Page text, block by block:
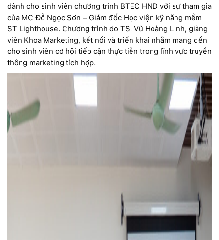
dành cho sinh viên chương trình BTEC HND với sự tham gia
của MC Đỗ Ngọc Sơn – Giám đốc Học viện kỹ năng mềm
ST Lighthouse. Chương trình do TS. Vũ Hoàng Linh, giảng
viên Khoa Marketing, kết nối và triển khai nhằm mang đến
cho sinh viên cơ hội tiếp cận thực tiễn trong lĩnh vực truyền
thông marketing tích hợp.